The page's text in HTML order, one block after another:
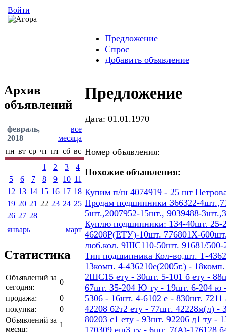
Войти
Предложение
Спрос
Добавить объявление
Архив
объявлений
февраль,
2018
все
месяца
пн вт ср чт пт сб вс
1
2 3
4
5
6 7 8 9 10 11
12 13 14 15 16 17 18
19 20 21 22 23 24 25
26 27 28
январь
март
Статистика
Объявлений за
сегодня:
0
продажа:
0
покупка:
0
Объявлений за
месяц:
1
Предложение
Дата: 01.01.1970
Номер объявления:
Похожие объявления:
Купим п/ш 4074919 - 25 шт
Продам подшипники 366322-
5шт.,2007952-15шт., 9039488-
Куплю подшипники: 134-40шт.
46208Р(ЕТУ)-10шт. 776801Х-
люб.кол. 9ШС110-50шт. 91681/500-
Тип подшипника Кол-во,шт. Т-
13комп. 4-436210е(2005г.) -
2ШС15 ету - 30шт. 5-101 б ету -
67шт. 35-204 Ю ту - 19шт. 6-204 ю
5306 - 16шт. 4-6102 е - 830шт.
42208 б2т2 ету - 77шт. 42228м(л)
80203 с1 ету - 93шт. 92206 д1 ту